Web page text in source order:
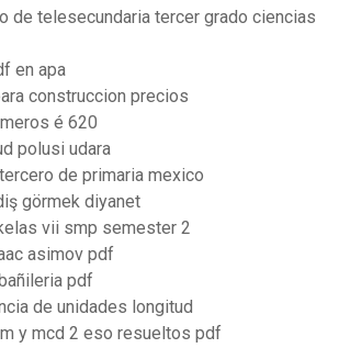
de telesecundaria tercer grado ciencias
en apa
construccion precios
é 620
polusi udara
de primaria mexico
görmek diyanet
vii smp semester 2
asimov pdf
pdf
de unidades longitud
y mcd 2 eso resueltos pdf